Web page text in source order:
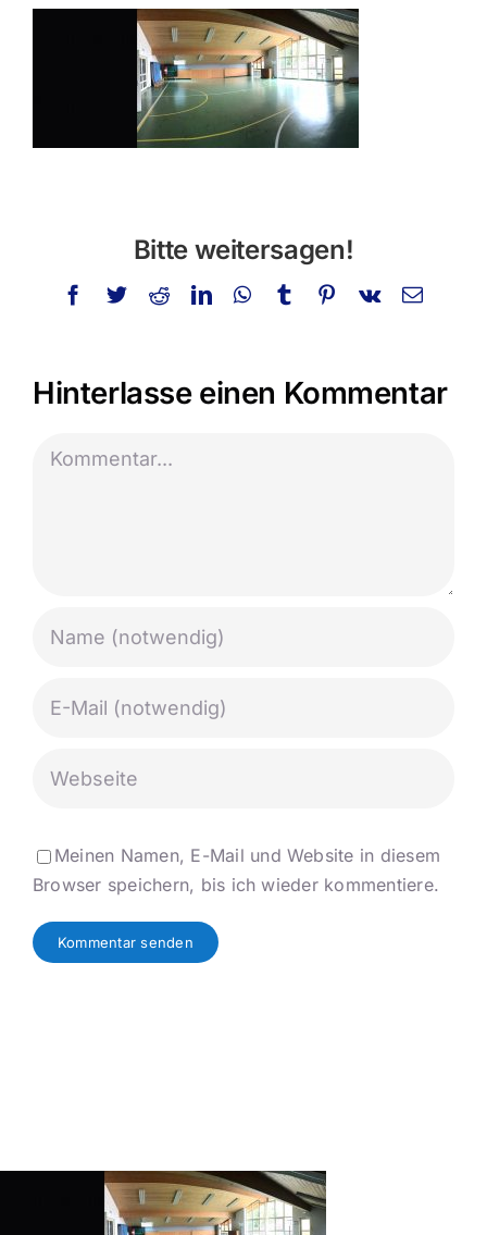
Privatstunden
nach:
Bitte weitersagen!
Facebook
TwitterRedditLinkedInWhatsApp
TumblrPinterest
Vk
E-
Hinterlasse einen Kommentar
Kommentar
Meinen Namen, E-Mail und Website in diesem
Browser speichern, bis ich wieder kommentiere.